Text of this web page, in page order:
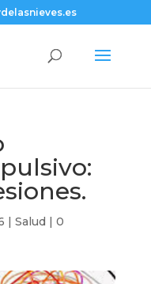
| Salud | 0